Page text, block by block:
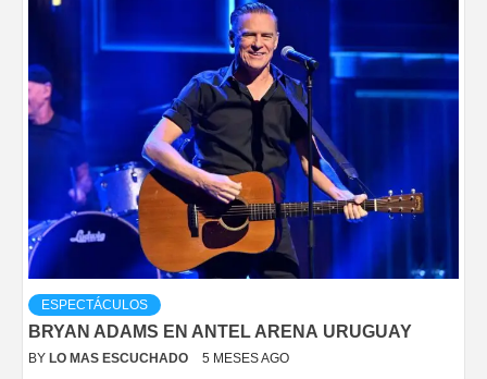
ESPECTÁCULOS
BRYAN ADAMS EN ANTEL ARENA URUGUAY
BY LO MAS ESCUCHADO 5 MESES AGO